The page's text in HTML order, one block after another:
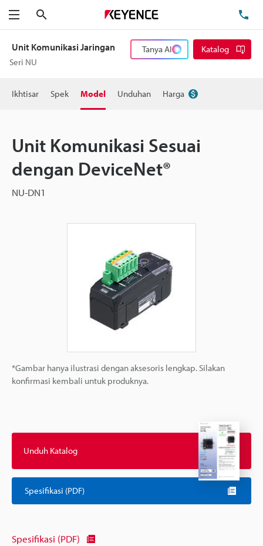
Menu
Unit Komunikasi Jaringan
Seri NU
Tanya AI Katalog
Ikhtisar Spek Model Unduhan Harga
Unit Komunikasi Sesuai
dengan DeviceNet®
NU-DN1
*Gambar hanya ilustrasi dengan aksesoris lengkap. Silakan
konfirmasi kembali untuk produknya.
Unduh Katalog
Spesifikasi (PDF)
Spesifikasi (PDF)